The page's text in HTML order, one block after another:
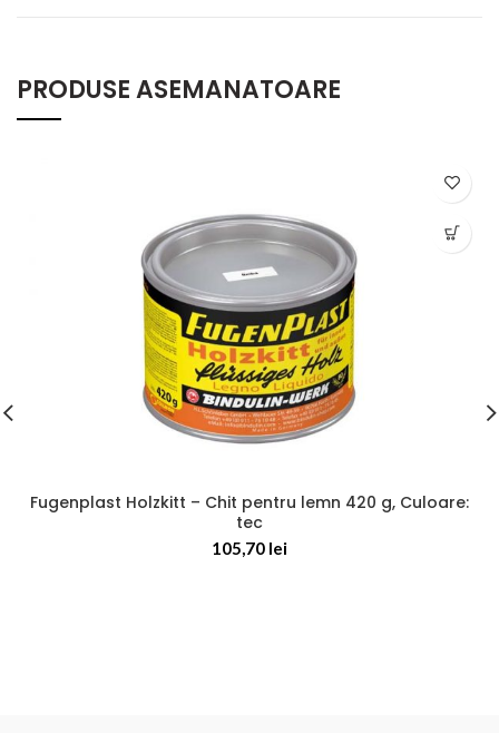
PRODUSE ASEMANATOARE
Fugenplast Holzkitt – Chit pentru lemn 420 g, Culoare:
tec
105,70 lei